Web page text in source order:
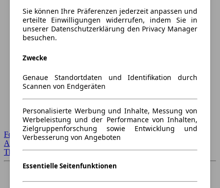
Forum Startseite
Alle Auto-Foren
Themen-Forum
Sie können Ihre Präferenzen jederzeit anpassen und
erteilte Einwilligungen widerrufen, indem Sie in
unserer Datenschutzerklärung den Privacy Manager
besuchen.
Zwecke
Genaue Standortdaten und Identifikation durch
Scannen von Endgeräten
Personalisierte Werbung und Inhalte, Messung von
Werbeleistung und der Performance von Inhalten,
Zielgruppenforschung sowie Entwicklung und
Verbesserung von Angeboten
Essentielle Seitenfunktionen